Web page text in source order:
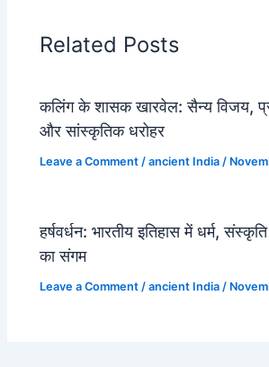
Related Posts
कलिंग के शासक खारवेल: सैन्य विजय,
और सांस्कृतिक धरोहर
Leave a Comment /ancient India /
हर्षवर्धन: भारतीय इतिहास में धर्म,
का संगम
Leave a Comment /ancient India /